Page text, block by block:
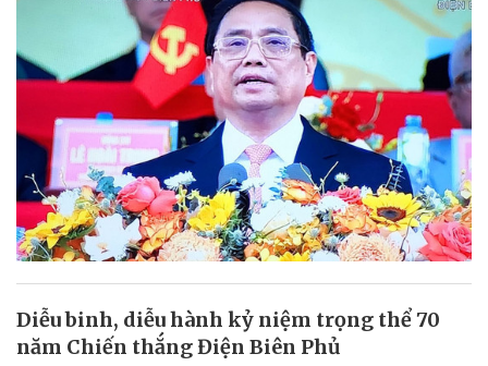
Diễu binh, diễu hành kỷ niệm trọng thể 70
năm Chiến thắng Điện Biên Phủ